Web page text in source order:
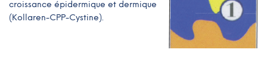
croissance épidermique et dermique
(Kollaren-CPP-Cystine).